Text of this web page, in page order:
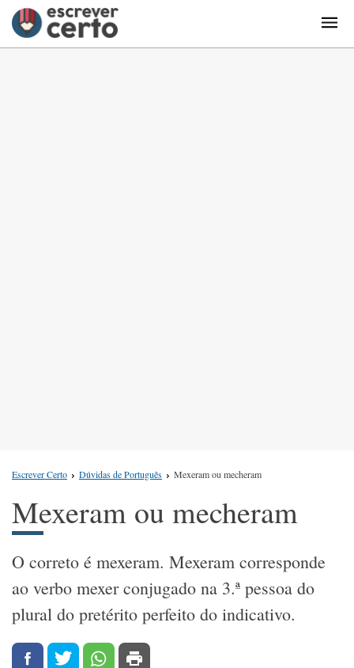
Escrever Certo Dúvidas de Português Mexeram ou mecheram
Mexeram ou mecheram
O correto é mexeram. Mexeram corresponde
ao verbo mexer conjugado na 3.ª pessoa do
plural do pretérito perfeito do indicativo.